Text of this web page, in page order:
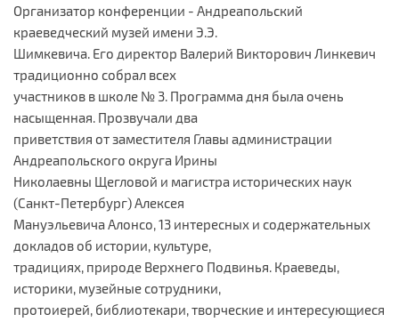
Организатор конференции - Андреапольский
краеведческий музей имени Э.Э.
Шимкевича. Его директор Валерий Викторович Линкевич
традиционно собрал всех
участников в школе № 3. Программа дня была очень
насыщенная. Прозвучали два
приветствия от заместителя Главы администрации
Андреапольского округа Ирины
Николаевны Щегловой и магистра исторических наук
(Санкт-Петербург) Алексея
Мануэльевича Алонсо, 13 интересных и содержательных
докладов об истории, культуре,
традициях, природе Верхнего Подвинья. Краеведы,
историки, музейные сотрудники,
протоиерей, библиотекари, творческие и интересующиеся